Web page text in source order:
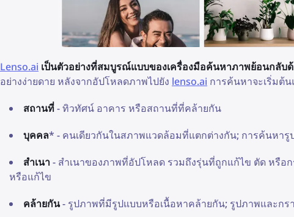
Lenso.ai เป็นตัวอย่างที่สมบูรณ์แบบของเครื่องมือค้นหาภาพย้อนกลับ
อย่างง่ายดาย หลังจากอัปโหลดภาพไปยัง lenso.ai การค้นหาจะเริ่มต้
สถานที่- ทิวทัศน์ อาคาร หรือสถานที่ที่คล้ายกัน
บุคคล* - คนเดียวกันในสภาพแวดล้อมที่แตกต่างกัน; การค้นหารู
สำเนา- สำเนาของภาพที่อัปโหลด รวมถึงรุ่นที่ถูกแก้ไข ตัด หรื
หรือแก้ไข
คล้ายกัน- รูปภาพที่มีรูปแบบหรือเนื้อหาคล้ายกัน; รูปภาพและก